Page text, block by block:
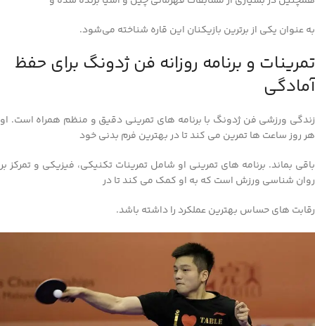
به عنوان یکی از برترین بازیکنان این قاره شناخته می‌شود.
تمرینات و برنامه روزانه فن ژدونگ برای حفظ
آمادگی
زندگی ورزشی فن ژدونگ با برنامه‌ های تمرینی دقیق و منظم همراه است. او
هر روز ساعت‌ ها تمرین می‌ کند تا در بهترین فرم بدنی خود
باقی بماند. برنامه‌ های تمرینی او شامل تمرینات تکنیکی، فیزیکی و تمرکز بر
روان‌ شناسی ورزش است که به او کمک می‌ کند تا در
رقابت‌ های حساس بهترین عملکرد را داشته باشد.